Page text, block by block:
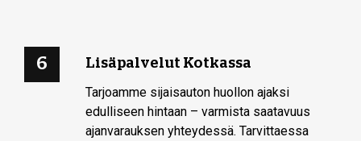
6 Lisäpalvelut Kotkassa
Tarjoamme sijaisauton huollon ajaksi
edulliseen hintaan – varmista saatavuus
ajanvarauksen yhteydessä. Tarvittaessa